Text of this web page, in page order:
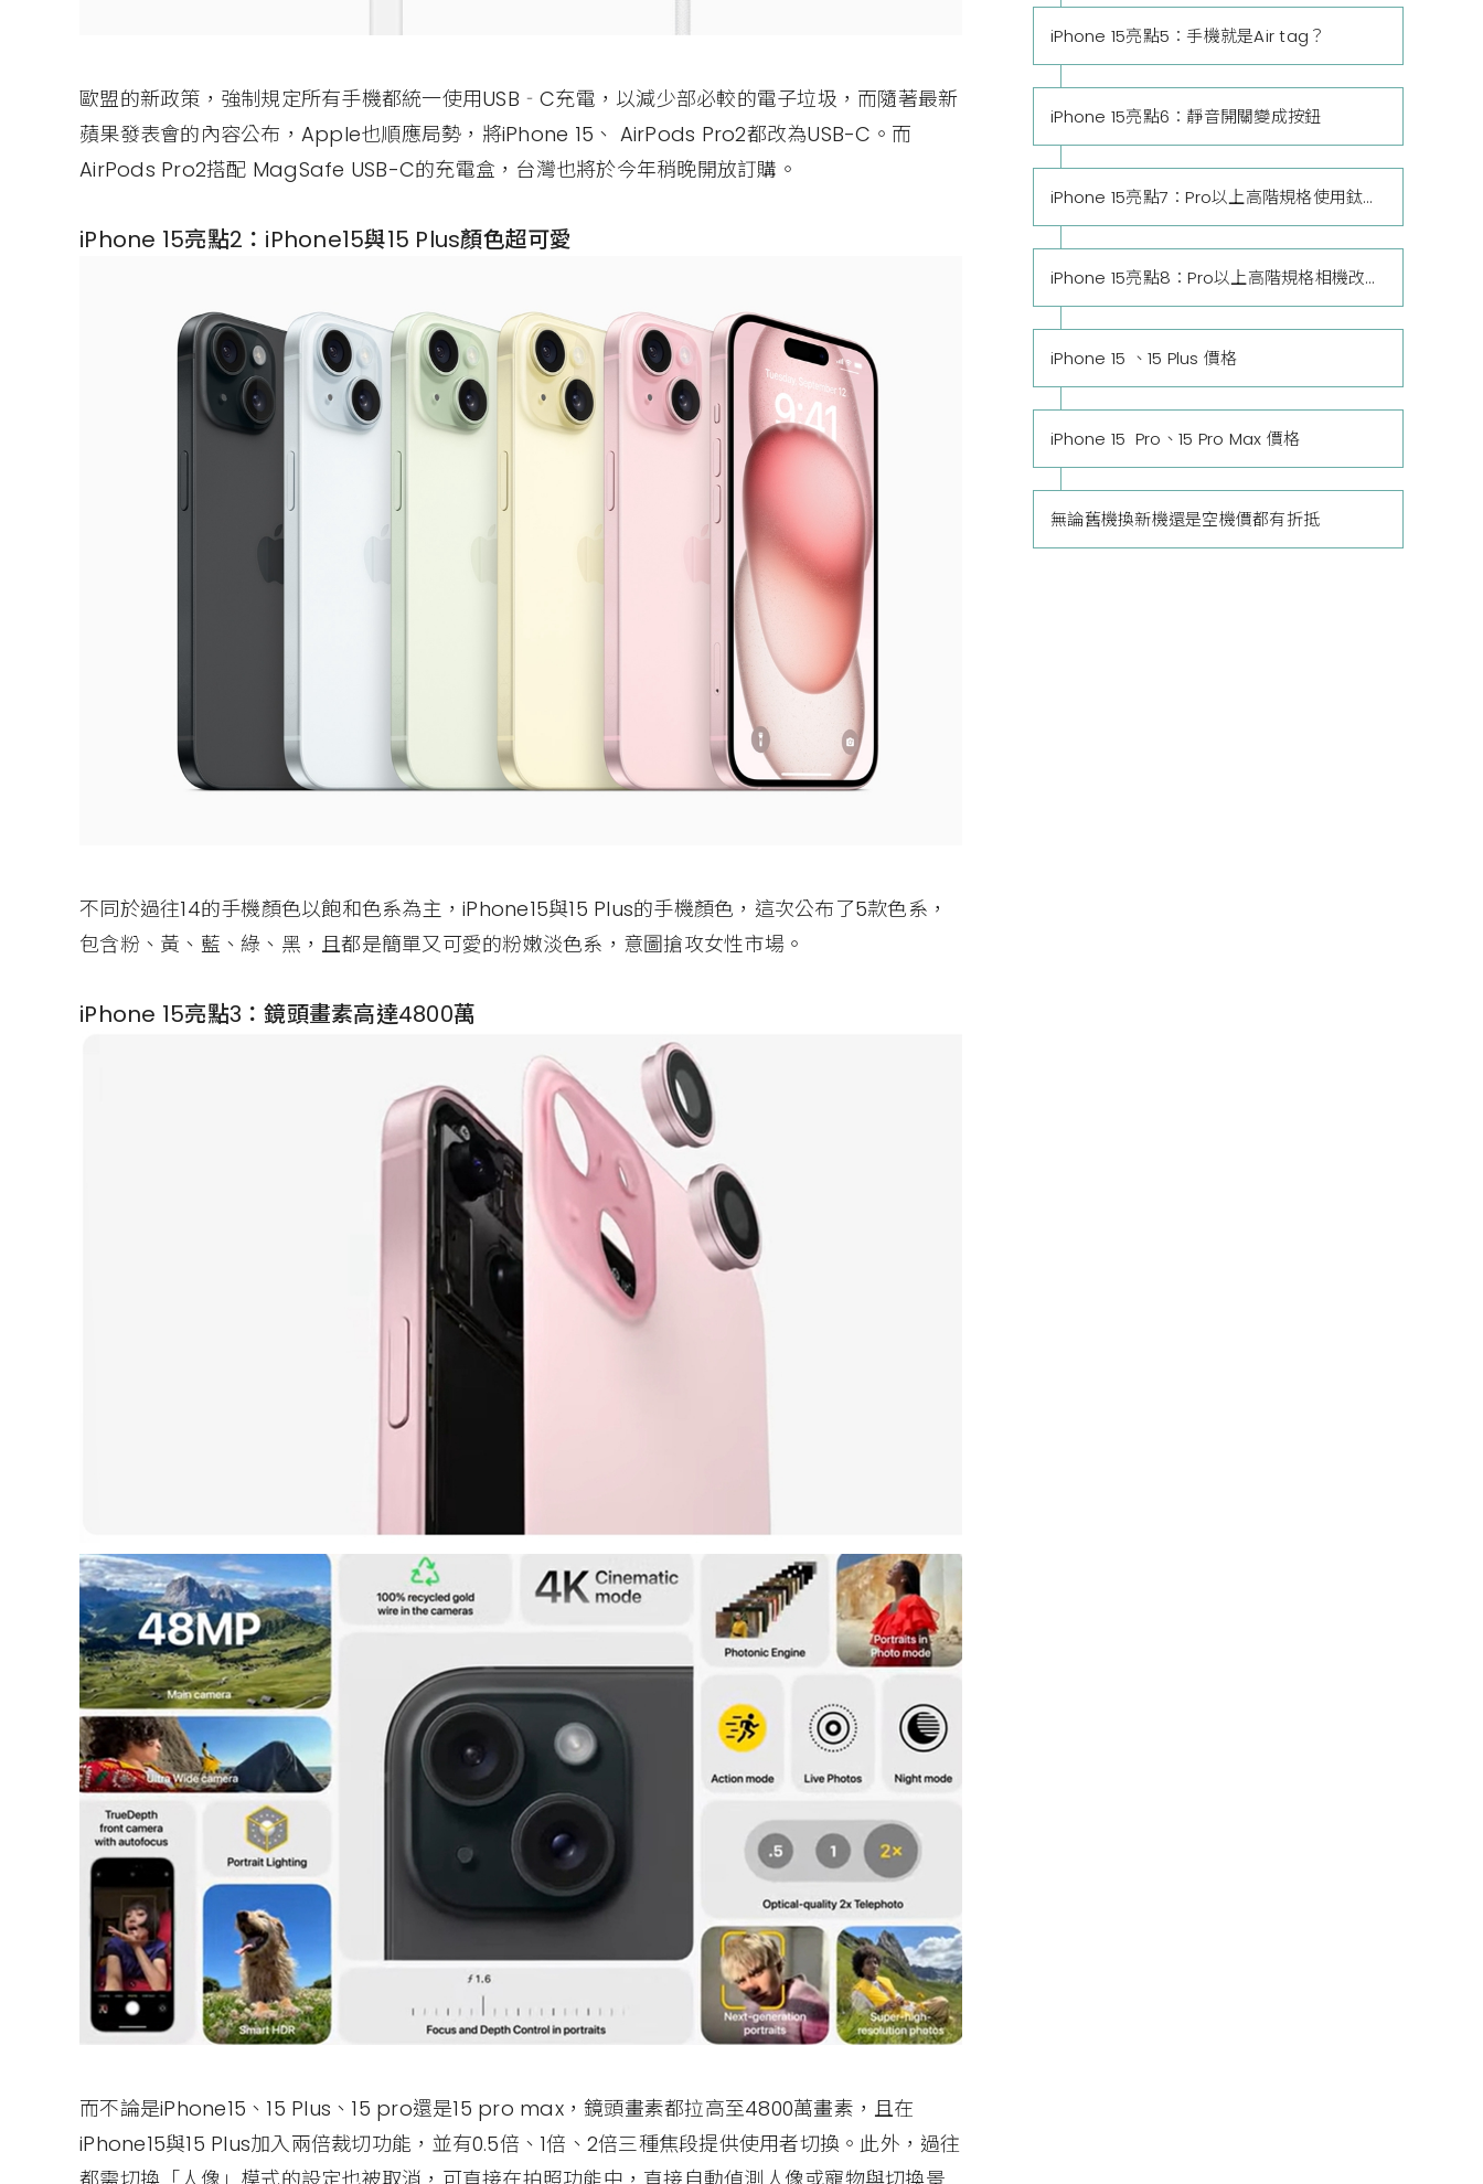
歐盟的新政策，強制規定所有手機都統一使用USB‐C充電，以減少部必較的電子垃圾，而隨著最新
蘋果發表會的內容公布，Apple也順應局勢，將iPhone 15、 AirPods Pro2都改為USB-C。而
AirPods Pro2搭配 MagSafe USB-C的充電盒，台灣也將於今年稍晚開放訂購。
iPhone 15亮點2：iPhone15與15 Plus顏色超可愛
不同於過往14的手機顏色以飽和色系為主，iPhone15與15 Plus的手機顏色，這次公布了5款色系，
包含粉、黃、藍、綠、黑，且都是簡單又可愛的粉嫩淡色系，意圖搶攻女性市場。
iPhone 15亮點3：鏡頭畫素高達4800萬
而不論是iPhone15、15 Plus、15 pro還是15 pro max，鏡頭畫素都拉高至4800萬畫素，且在
iPhone15與15 Plus加入兩倍裁切功能，並有0.5倍、1倍、2倍三種焦段提供使用者切換。此外，過往
iPhone 15亮點5：手機就是Air tag？
iPhone 15亮點6：靜音開關變成按鈕
iPhone 15亮點7：Pro以上高階規格使用鈦合金金屬
iPhone 15亮點8：Pro以上高階規格相機改良鬼影干擾
iPhone 15 、15 Plus 價格
iPhone 15 Pro、15 Pro Max 價格
無論舊機換新機還是空機價都有折抵